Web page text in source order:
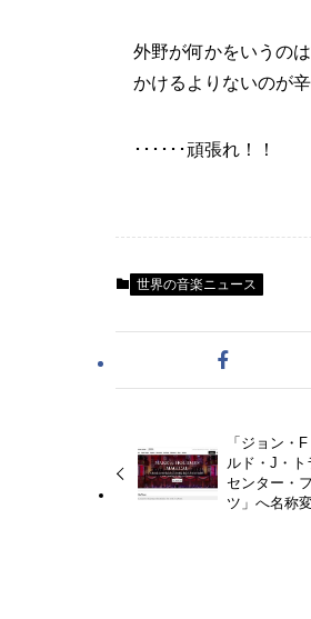
外野が何かをいうの
かけるよりないのが
･･････頑張れ！！
世界の音楽ニュース
「ジョン・
ルド・J・
センター・
ツ」へ名称